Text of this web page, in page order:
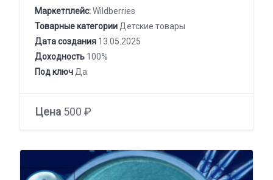
Маркетплейс:Wildberries
Товарные категории Детские товары
Дата создания 13.05.2025
Доходность 100%
Под ключ Да
Цена 500 ₽